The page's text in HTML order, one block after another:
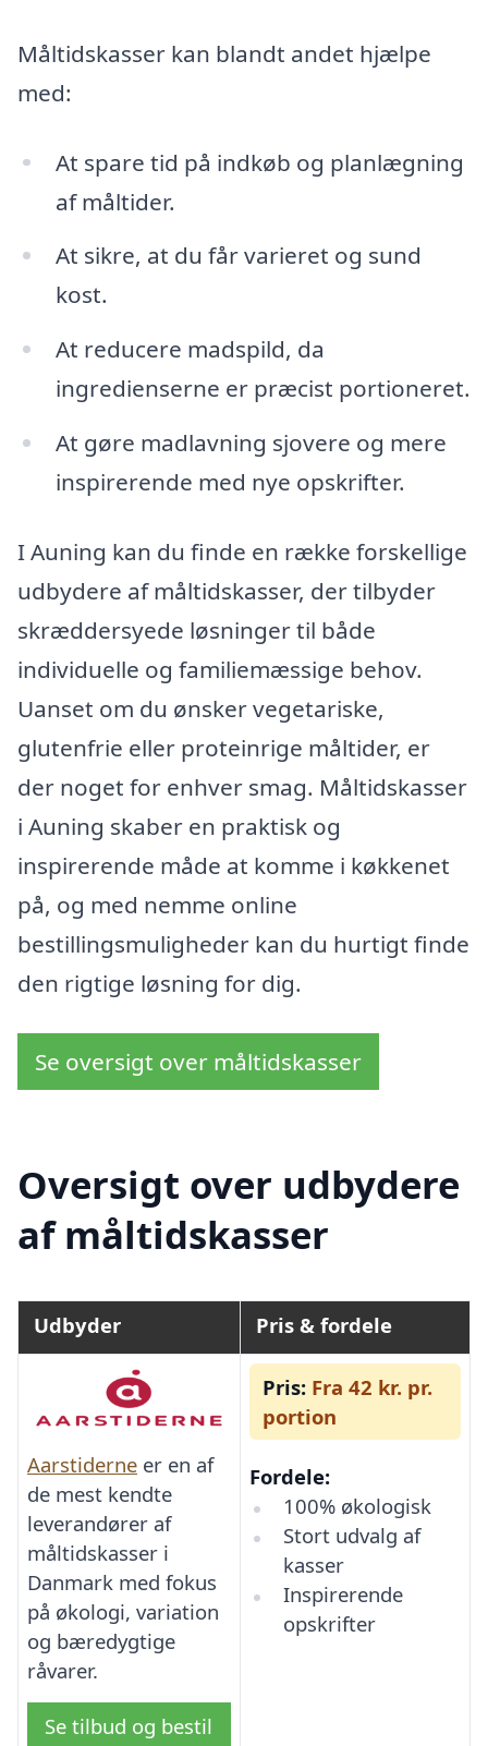
Måltidskasser kan blandt andet hjælpe
med:
At spare tid på indkøb og planlægning
af måltider.
At sikre, at du får varieret og sund
kost.
At reducere madspild, da
ingredienserne er præcist portioneret.
At gøre madlavning sjovere og mere
inspirerende med nye opskrifter.
I Auning kan du finde en række forskellige
udbydere af måltidskasser, der tilbyder
skræddersyede løsninger til både
individuelle og familiemæssige behov.
Uanset om du ønsker vegetariske,
glutenfrie eller proteinrige måltider, er
der noget for enhver smag. Måltidskasser
i Auning skaber en praktisk og
inspirerende måde at komme i køkkenet
på, og med nemme online
bestillingsmuligheder kan du hurtigt finde
den rigtige løsning for dig.
Se oversigt over måltidskasser
Oversigt over udbydere
af måltidskasser
Udbyder Pris & fordele
Aarstiderne er en af
de mest kendte
leverandører af
måltidskasser i
Danmark med fokus
på økologi, variation
og bæredygtige
råvarer.
Se tilbud og bestil
Pris: Fra 42 kr. pr.
portion
Fordele:
100% økologisk
Stort udvalg af
kasser
Inspirerende
opskrifter